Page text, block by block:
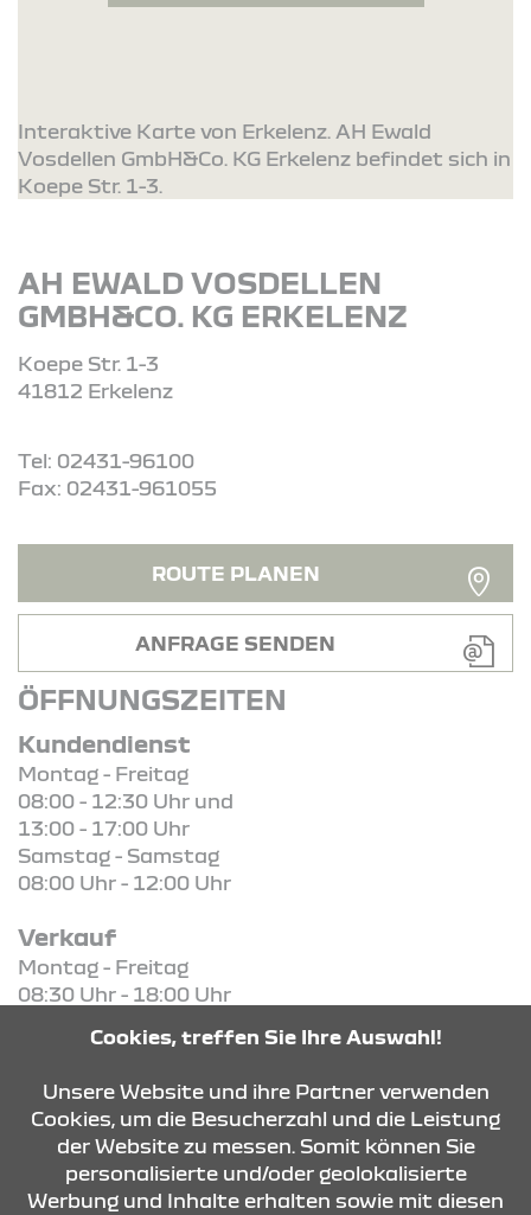
Interaktive Karte von Erkelenz. AH Ewald
Vosdellen GmbH&Co. KG Erkelenz befindet sich in
Koepe Str. 1-3.
AH EWALD VOSDELLEN
GMBH&CO. KG ERKELENZ
Koepe Str. 1-3
41812 Erkelenz
Tel: 02431-96100
Fax: 02431-961055
ROUTE PLANEN
ANFRAGE SENDEN
ÖFFNUNGSZEITEN
Kundendienst
Montag - Freitag
08:00 - 12:30 Uhr und
13:00 - 17:00 Uhr
Samstag - Samstag
08:00 Uhr - 12:00 Uhr
Verkauf
Montag - Freitag
08:30 Uhr - 18:00 Uhr
08:30 Uhr - 13:00 Uhr
KONTAKT & ANFAHRT
Cookies, treffen Sie Ihre Auswahl!
Unsere Website und ihre Partner verwenden
Cookies, um die Besucherzahl und die Leistung
der Website zu messen. Somit können Sie
personalisierte und/oder geolokalisierte
Werbung und Inhalte erhalten sowie mit diesen